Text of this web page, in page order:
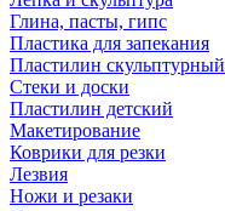
Глина, пасты, гипс
Пластика для запекания
Пластилин скульптурный
Стеки и доски
Пластилин детский
Макетирование
Коврики для резки
Лезвия
Ножи и резаки